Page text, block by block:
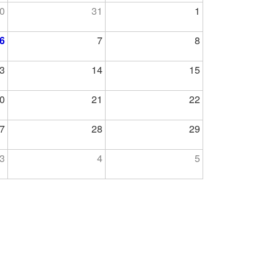
31 1
6 7 8
14 15
21 22
28 29
3 4 5